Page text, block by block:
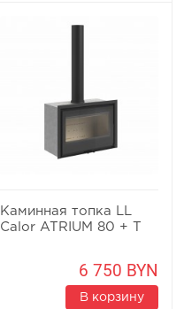
Каминная топка LL
Calor ATRIUM 80 + T
6 750 BYN
В корзину